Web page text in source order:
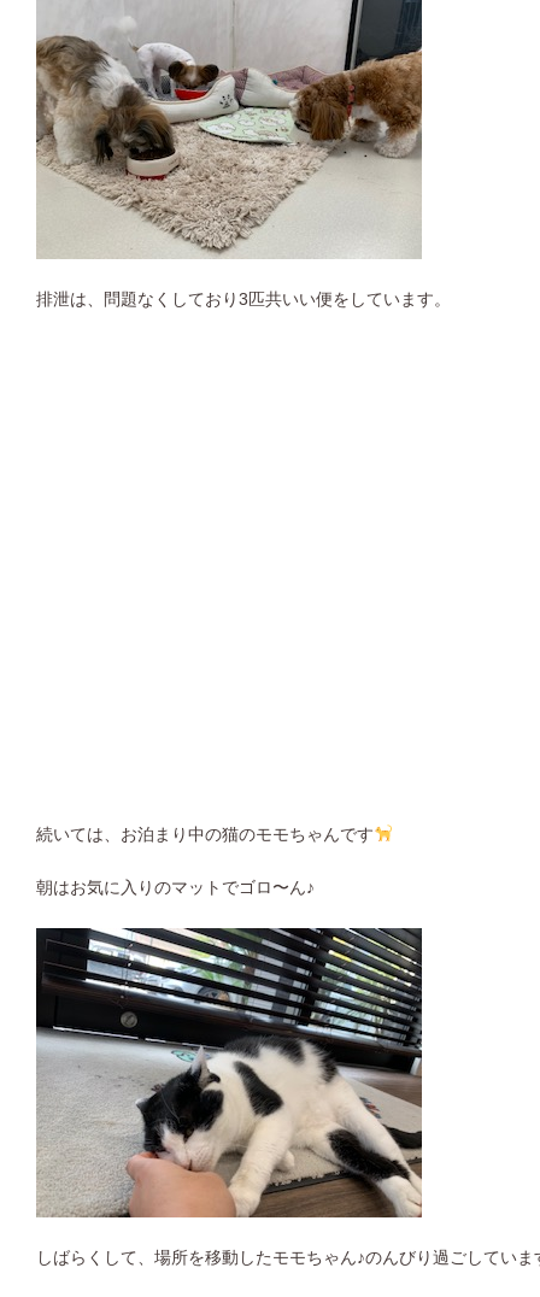
排泄は、問題なくしており3匹共いい便をしています。
続いては、お泊まり中の猫のモモちゃんです
朝はお気に入りのマットでゴロ〜ん♪
しばらくして、場所を移動したモモちゃん♪のんびり過ごしてい